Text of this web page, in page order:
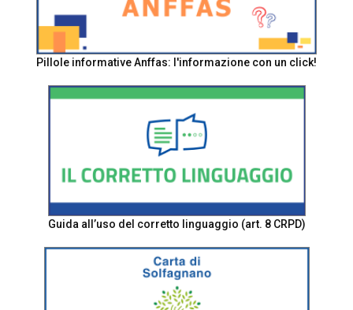
Pillole informative Anffas: l'informazione con un click!
Guida all’uso del corretto linguaggio (art. 8 CRPD)